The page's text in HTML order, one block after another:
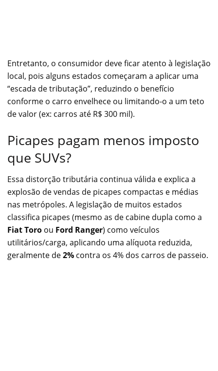
Entretanto, o consumidor deve ficar atento à legislação
local, pois alguns estados começaram a aplicar uma
“escada de tributação”, reduzindo o benefício
conforme o carro envelhece ou limitando-o a um teto
de valor (ex: carros até R$ 300 mil).
Picapes pagam menos imposto
que SUVs?
Essa distorção tributária continua válida e explica a
explosão de vendas de picapes compactas e médias
nas metrópoles. A legislação de muitos estados
classifica picapes (mesmo as de cabine dupla como a
Fiat Toro ou Ford Ranger) como veículos
utilitários/carga, aplicando uma alíquota reduzida,
geralmente de2% contra os 4% dos carros de passeio.